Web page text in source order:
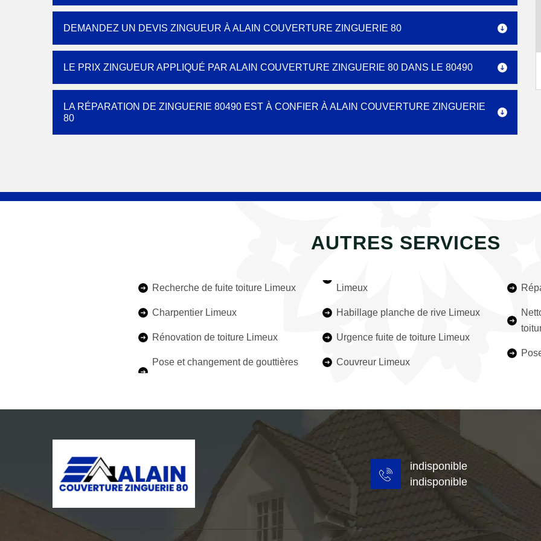
DEMANDEZ UN DEVIS ZINGUEUR À ALAIN COUVERTURE ZINGUERIE 80
LE PRIX ZINGUEUR APPLIQUÉ PAR ALAIN COUVERTURE ZINGUERIE 80 DANS LE 80490
LA RÉPARATION DE ZINGUERIE 80490 EST À CONFIER À ALAIN COUVERTURE ZINGUERIE
80
AUTRES SERVICES
Recherche de fuite toiture Limeux
Charpentier Limeux
Rénovation de toiture Limeux
Pose et changement de gouttières
Limeux
Habillage planche de rive Limeux
Urgence fuite de toiture Limeux
Couvreur Limeux
indisponible
indisponible